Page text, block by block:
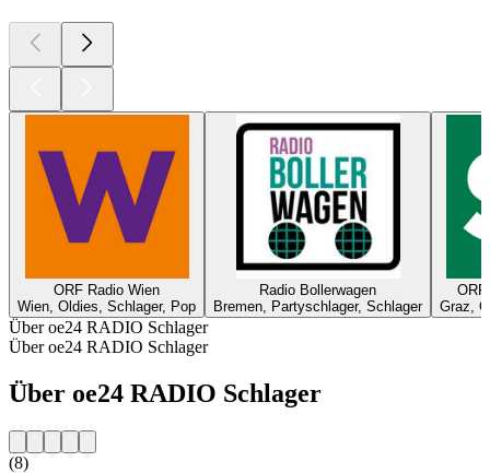
ORF Radio Wien
Wien, Oldies, Schlager, Pop
Radio Bollerwagen
Bremen, Partyschlager, Schlager
ORF
Graz,
Über oe24 RADIO Schlager
Über oe24 RADIO Schlager
Über oe24 RADIO Schlager
(8)